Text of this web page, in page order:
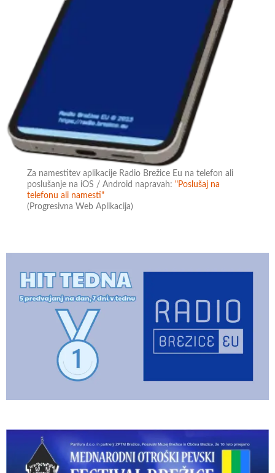
Za namestitev aplikacije Radio Brežice Eu na telefon ali
poslušanje na iOS / Android napravah:"Poslušaj na
telefonu ali namesti"
(Progresivna Web Aplikacija)